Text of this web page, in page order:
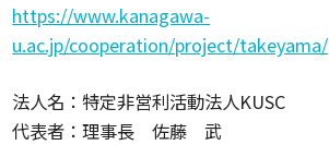
https://www.kanagawa-
u.ac.jp/cooperation/project/takeyama/
法人名 ： 特定非営利活動法人KUSC
代表者 ： 理事長 佐藤 武